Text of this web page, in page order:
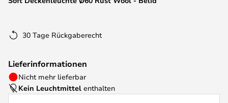
30 Tage Rückgaberecht
Lieferinformationen
Nicht mehr lieferbar
Kein Leuchtmittel enthalten